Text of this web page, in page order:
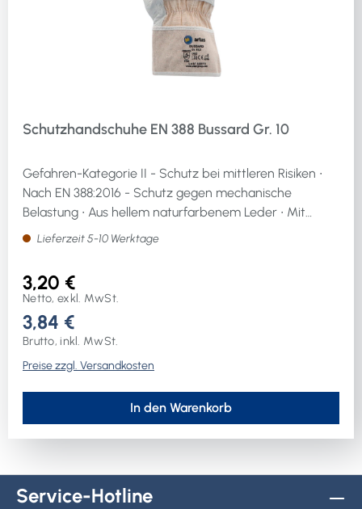
Schutzhandschuhe EN 388 Bussard Gr. 10
Gefahren-Kategorie II - Schutz bei mittleren Risiken ∙
Nach EN 388:2016 - Schutz gegen mechanische
Belastung ∙ Aus hellem naturfarbenem Leder ∙ Mit
Innenhandfutter, Segeltuchstulpe und Doppelnähten ∙
Farbe grauAnwendung: Für Arbeiten im Bereich von
Lieferzeit 5-10 Werktage
3,20 €
Netto, exkl. MwSt.
3,84 €
Brutto, inkl. MwSt.
Preise zzgl. Versandkosten
In den Warenkorb
Service-Hotline